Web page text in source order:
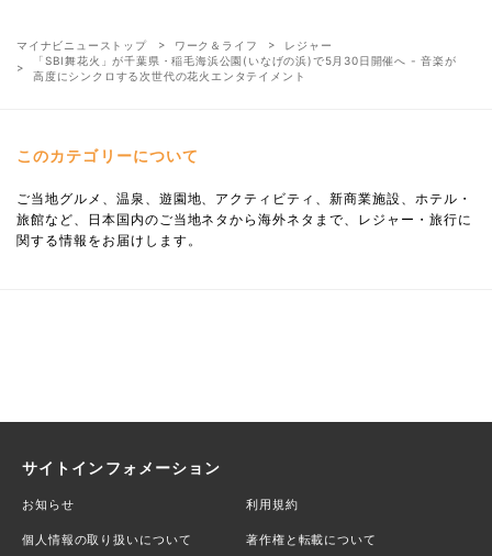
マイナビニューストップ ワーク＆ライフ
レジャー
「SBI舞花火」が千葉県・稲毛海浜公園(いなげの浜)で5月30日開催へ - 音楽が
高度にシンクロする次世代の花火エンタテイメント
このカテゴリーについて
ご当地グルメ、温泉、遊園地、アクティビティ、新商業施設、ホテル・
旅館など、日本国内のご当地ネタから海外ネタまで、レジャー・旅行に
関する情報をお届けします。
サイトインフォメーション
お知らせ 利用規約
個人情報の取り扱いについて 著作権と転載について